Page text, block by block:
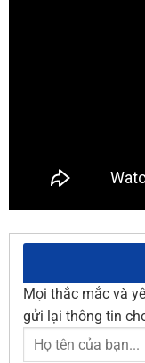
Mọi thắc mắc và
gửi lại thông tin